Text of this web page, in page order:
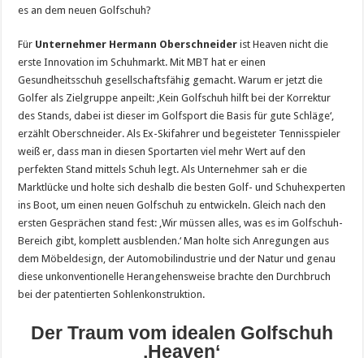
es an dem neuen Golfschuh?
Für Unternehmer Hermann Oberschneider ist Heaven nicht die
erste Innovation im Schuhmarkt. Mit MBT hat er einen
Gesundheitsschuh gesellschaftsfähig gemacht. Warum er jetzt die
Golfer als Zielgruppe anpeilt: ‚Kein Golfschuh hilft bei der Korrektur
des Stands, dabei ist dieser im Golfsport die Basis für gute Schläge‘,
erzählt Oberschneider. Als Ex-Skifahrer und begeisteter Tennisspieler
weiß er, dass man in diesen Sportarten viel mehr Wert auf den
perfekten Stand mittels Schuh legt. Als Unternehmer sah er die
Marktlücke und holte sich deshalb die besten Golf- und Schuhexperten
ins Boot, um einen neuen Golfschuh zu entwickeln. Gleich nach den
ersten Gesprächen stand fest: ‚Wir müssen alles, was es im Golfschuh-
Bereich gibt, komplett ausblenden.‘ Man holte sich Anregungen aus
dem Möbeldesign, der Automobilindustrie und der Natur und genau
diese unkonventionelle Herangehensweise brachte den Durchbruch
bei der patentierten Sohlenkonstruktion.
Der Traum vom idealen Golfschuh
‚Heaven‘